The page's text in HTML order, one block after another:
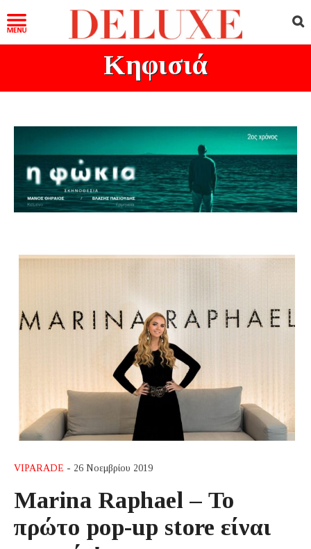
Κηφισιά
VIPARADE - 26 Νοεμβρίου 2019
Marina Raphael – Το
πρώτο pop-up store είναι